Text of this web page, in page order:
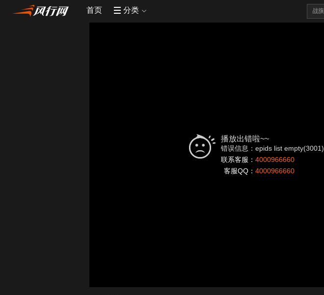
首页 分类
播放出错啦~~
错误信息：epids list empty(3001)
联系客服： 4000966660
客服QQ： 4000966660